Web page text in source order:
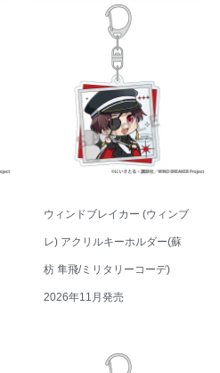
ウィンドブレイカー (ウィンブ
レ) アクリルキーホルダー(蘇
枋 隼飛/ミリタリーコーデ)
2026年11月発売